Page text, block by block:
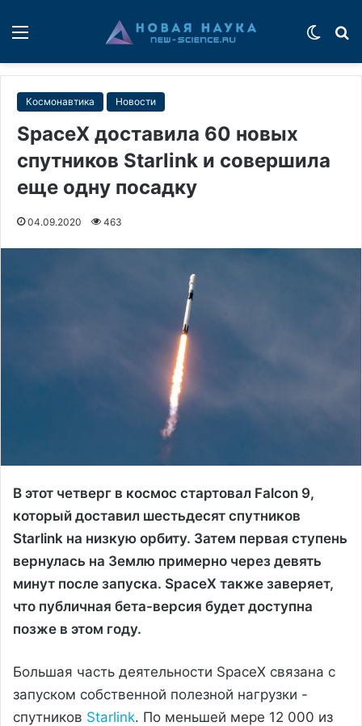
Космонавтика Новости
SpaceX доставила 60 новых
спутников Starlink и совершила
еще одну посадку
04.09.2020 463
В этот четверг в космос стартовал Falcon 9,
который доставил шестьдесят спутников
Starlink на низкую орбиту. Затем первая ступень
вернулась на Землю примерно через девять
минут после запуска. SpaceX также заверяет,
что публичная бета-версия будет доступна
позже в этом году.
Большая часть деятельности SpaceX связана с
запуском собственной полезной нагрузки -
спутников Starlink. По меньшей мере 12 000 из